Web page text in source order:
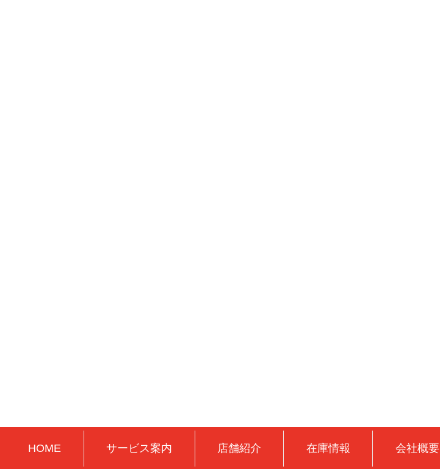
HOME サービス案内 店舗紹介 在庫情報 会社概要